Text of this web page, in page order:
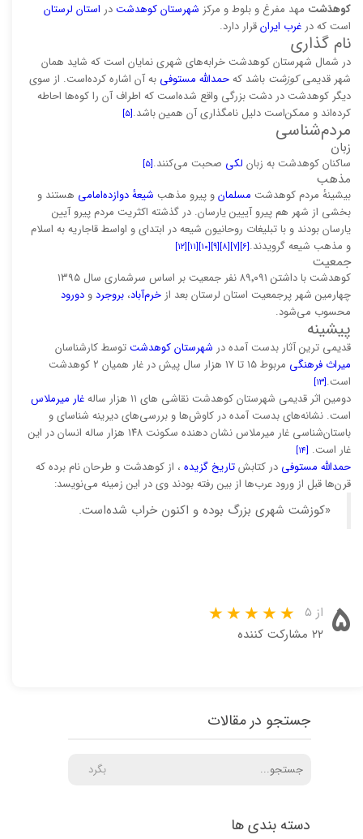
کوهدَشت مهد مفرغ و بلوط و مرکز شهرستان کوهدشتدر استان لرستان
است که در غرب ایرانقرار دارد.
نام گذاری
در شمال شهرستان کوهدشت خرابه‌های شهری نمایان است که شاید همان
شهر قدیمیکوزشت باشد کهحمدالله مستوفی به آن اشاره کرده‌است. از سوی
دیگر کوهدشت در دشت بزرگی واقع شده‌است که اطراف آن را کوه‌ها احاطه
کرده‌اند و ممکن‌است دلیل نامگذاری آن همین باشد.[۵]
مردم‌شناسی
زبان
ساکنان کوهدشت به زبان‌ لکی صحبت می‌کنند.[۵]
مذهب
بیشینهٔ مردم کوهدشت مسلمانو پیرو مذهب شیعهٔ دوازده‌امامی هستند و
بخشی از شهر هم پیرو آییین یارسان. در گذشته اکثریت مردم پیرو آیین
یارسان بودند و با تبلیغات روحانیون شیعه در ابتدای و اواسط قاجاریه به اسلام
و مذهب شیعه گرویدند.[۶] [۷] [۸] [۹] [۱۰] [۱۱] [۱۲]
جمعیت
کوهدشت با داشتن ۸۹٬۰۹۱ نفر جمعیت بر اساس سرشماری سال ۱۳۹۵
چهارمین شهر پرجمعیت استان لرستان بعد از خرم‌آباد، بروجردو دورود
محسوب می‌شود.
پیشینه
قدیمی ترین آثار بدست آمده در شهرستان کوهدشتتوسط کارشناسان
میراث فرهنگی
مربوط ١۵ تا ١٧ هزار سال پیش در غار همیان ٢ کوهدشت
است.[۱۳]
دومین اثر قدیمی شهرستان کوهدشت نقاشی های ۱١ هزار ساله
غار میرملاس
است. نشانه‌های بدست آمده در کاوش‌ها و بررسی‌های دیرینه شناسای و
باستان‌شناسی غار میرملاس نشان دهنده سکونت ١۴٨ هزار ساله انسان در این
غار است. [۱۴]
حمدالله مستوفی در کتابشتاریخ گزیده ، از کوهدشت و طرحان نام برده که
قرن‌ها قبل از ورود عرب‌ها از بین رفته بودند وی در این زمینه می‌نویسد:
«کوزشت شهری بزرگ بوده و اکنون خراب شده‌است.
۵ از ۵
۲۲ مشارکت کننده
دسته بندی ها
جستجو در مقالات
بگرد